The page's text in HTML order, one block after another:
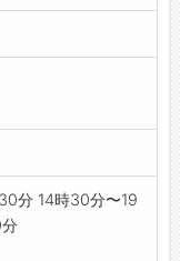
分 14時30分〜19